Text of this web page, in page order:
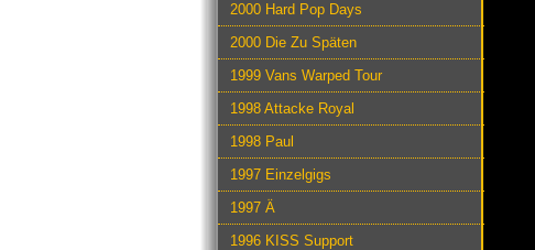
2000 Hard Pop Days
2000 Die Zu Späten
1999 Vans Warped Tour
1998 Attacke Royal
1998 Paul
1997 Einzelgigs
1997 Ä
1996 KISS Support